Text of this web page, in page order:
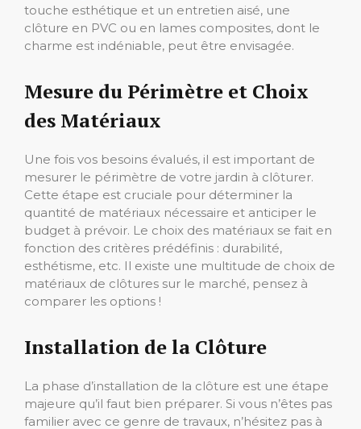
touche esthétique et un entretien aisé, une
clôture en PVC ou en lames composites, dont le
charme est indéniable, peut être envisagée.
Mesure du Périmètre et Choix
des Matériaux
Une fois vos besoins évalués, il est important de
mesurer le périmètre de votre jardin à clôturer.
Cette étape est cruciale pour déterminer la
quantité de matériaux nécessaire et anticiper le
budget à prévoir. Le choix des matériaux se fait en
fonction des critères prédéfinis : durabilité,
esthétisme, etc. Il existe une multitude de choix de
matériaux de clôtures sur le marché, pensez à
comparer les options !
Installation de la Clôture
La phase d’installation de la clôture est une étape
majeure qu’il faut bien préparer. Si vous n’êtes pas
familier avec ce genre de travaux, n’hésitez pas à